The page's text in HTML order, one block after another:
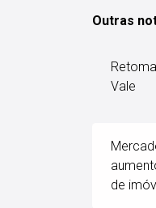
Outras
Vale
de